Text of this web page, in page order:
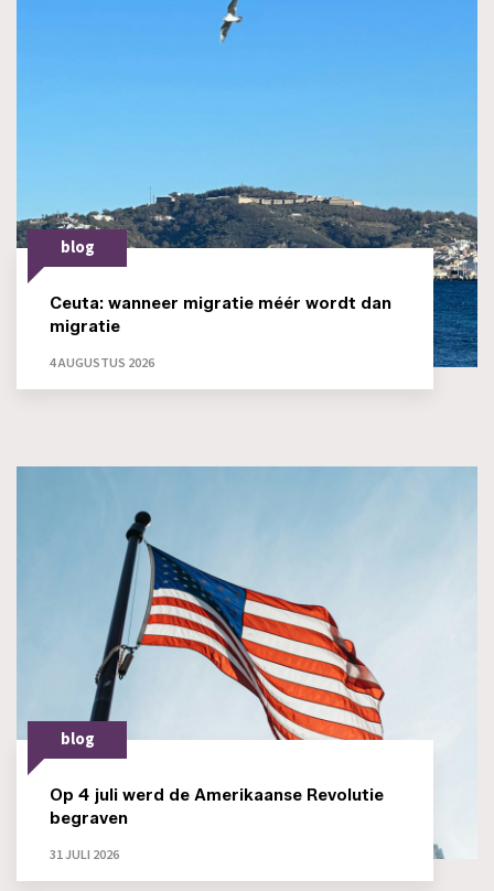
blog
Ceuta: wanneer migratie méér wordt dan
migratie
4 AUGUSTUS 2026
blog
Op 4 juli werd de Amerikaanse Revolutie
begraven
31 JULI 2026